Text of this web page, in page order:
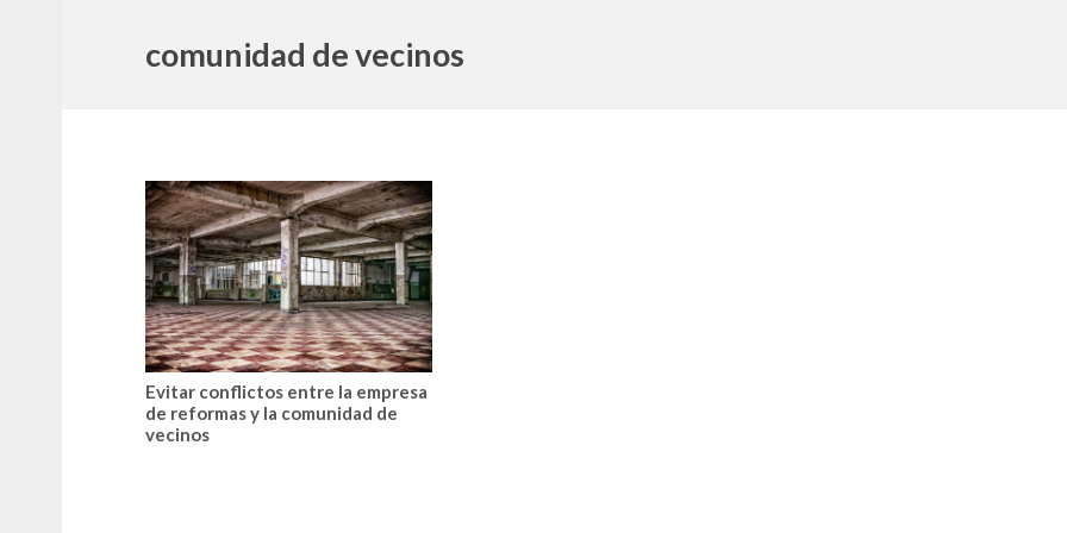
comunidad de vecinos
Evitar conflictos entre la empresa
de reformas y la comunidad de
vecinos